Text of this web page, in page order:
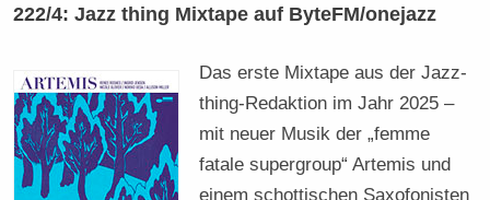
222/4: Jazz thing Mixtape auf ByteFM/onejazz
Das erste Mixtape aus der Jazz-
thing-Redaktion im Jahr 2025 –
mit neuer Musik der „femme
fatale supergroup“ Artemis und
einem schottischen Saxofonisten